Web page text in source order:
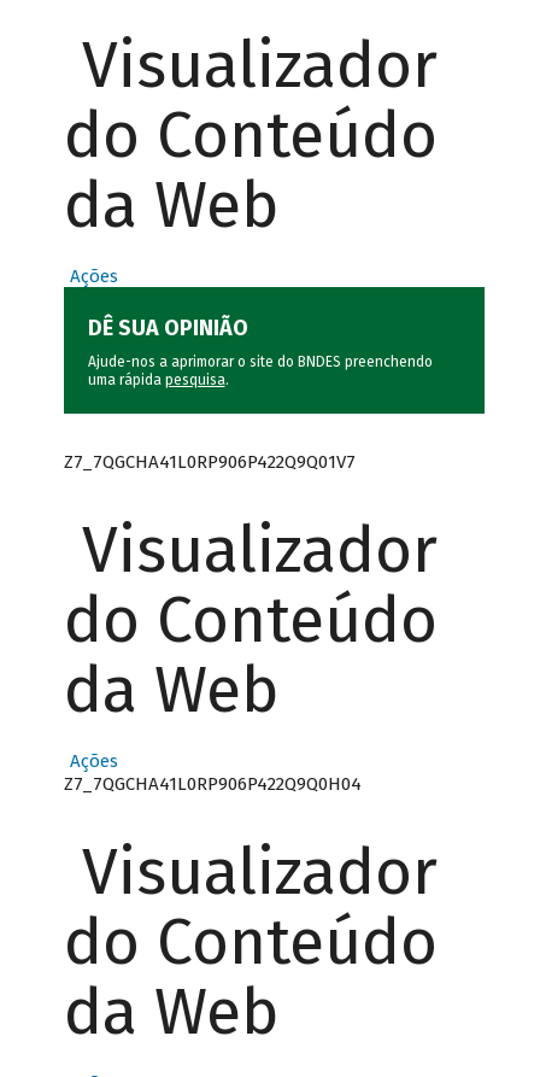
Visualizador
do Conteúdo
da Web
Ações
DÊ SUA OPINIÃO
Ajude-nos a aprimorar o site do BNDES preenchendo
uma rápida pesquisa.
Z7_7QGCHA41L0RP906P422Q9Q01V7
Visualizador
do Conteúdo
da Web
Ações
Z7_7QGCHA41L0RP906P422Q9Q0H04
Visualizador
do Conteúdo
da Web